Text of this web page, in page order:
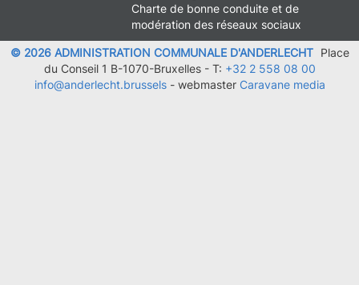
Charte de bonne conduite et de
modération des réseaux sociaux
© 2026 ADMINISTRATION COMMUNALE D'ANDERLECHT
Place
du Conseil 1 B-1070-Bruxelles - T: +32 2 558 08 00
info@anderlecht.brussels- webmaster Caravane media